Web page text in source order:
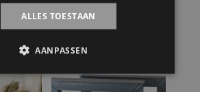
producten
ALLES TOESTAAN
AANPASSEN